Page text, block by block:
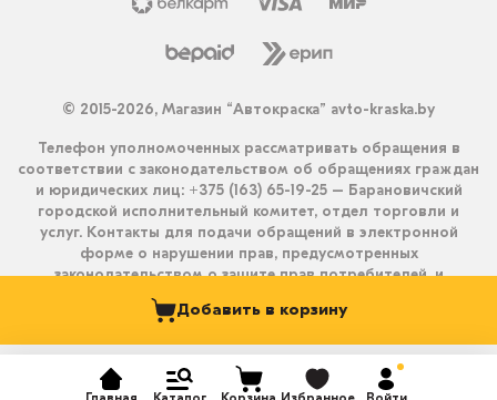
Добавить в корзину
© 2015-2026, Магазин “Автокраска” avto-kraska.by
Телефон уполномоченных рассматривать обращения в
соответствии с законодательством об обращениях граждан
и юридических лиц: +375 (163) 65-19-25 – Барановичский
городской исполнительный комитет, отдел торговли и
услуг. Контакты для подачи обращений в электронной
форме о нарушении прав, предусмотренных
законодательством о защите прав потребителей, и
получения ответа на них: info@avto-kraska.by и
+375333550203 (Viber, Telegram).